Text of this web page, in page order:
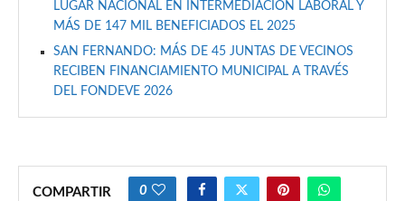
LUGAR NACIONAL EN INTERMEDIACIÓN LABORAL Y
MÁS DE 147 MIL BENEFICIADOS EL 2025
SAN FERNANDO: MÁS DE 45 JUNTAS DE VECINOS
RECIBEN FINANCIAMIENTO MUNICIPAL A TRAVÉS
DEL FONDEVE 2026
COMPARTIR 0